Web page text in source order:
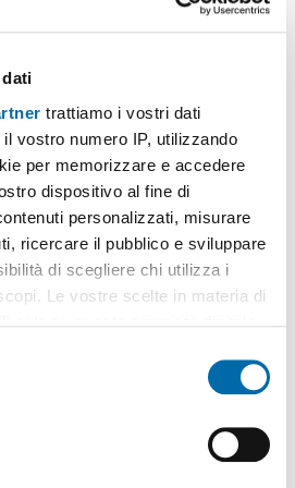
trattiamo i vostri dati
vostro numero IP, utilizzando
per memorizzare e accedere
dispositivo al fine di
personalizzati, misurare
ricercare il pubblico e sviluppare
di scegliere chi utilizza i
Le vostre scelte in materia di
proprio consenso in qualsiasi
sui cookie o facendo clic
1/6